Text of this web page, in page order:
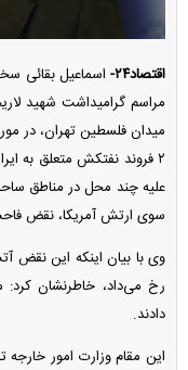
اقتصاد۲۴-
اسماعیل بقائی
مراسم گرامیداشت شهید
میدان فلسطین تهران، در
٢ فروند نفتکش متعلق به
علیه چند محل در مناطق
سوی ارتش آمریکا، نقض
وی با بیان اینکه این نقض
رخ می‌داد، خاطرنشان
دادند.
این مقام وزارت امور